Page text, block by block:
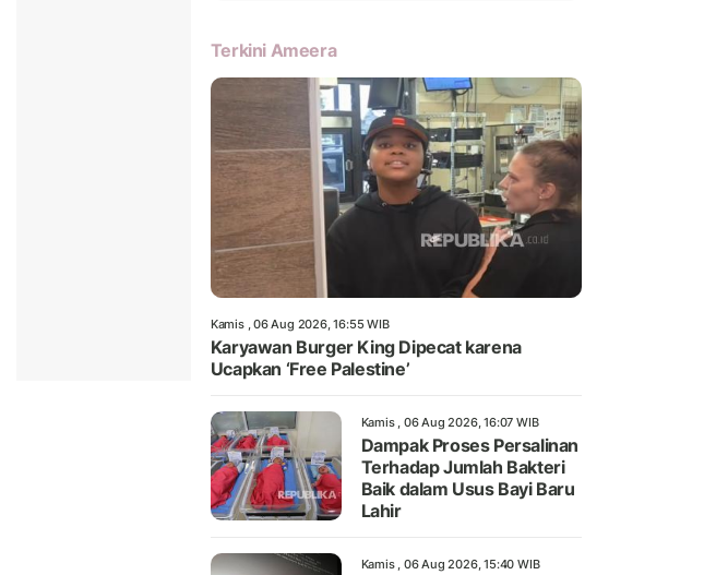
Terkini Ameera
Kamis , 06 Aug 2026, 16:55 WIB
Karyawan Burger King Dipecat karena
Ucapkan ‘Free Palestine’
Kamis , 06 Aug 2026, 16:07 WIB
Dampak Proses Persalinan
Terhadap Jumlah Bakteri
Baik dalam Usus Bayi Baru
Lahir
Kamis , 06 Aug 2026, 15:40 WIB